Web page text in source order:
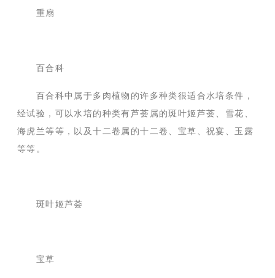
重扇
百合科
百合科中属于多肉植物的许多种类很适合水培条件，
经试验，可以水培的种类有芦荟属的斑叶姬芦荟、雪花、
海虎兰等等，以及十二卷属的十二卷、宝草、祝宴、玉露
等等。
斑叶姬芦荟
宝草